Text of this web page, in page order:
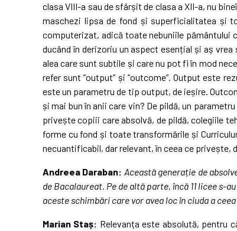
clasa VIII-a sau de sfârșit de clasa a XII-a, nu
maschezi lipsa de fond și superficialitatea și
computerizat, adică toate nebuniile pământului
ducând în derizoriu un aspect esențial și aș
alea care sunt subtile și care nu pot fi în mod
refer sunt ”output” și ”outcome”. Output este
este un parametru de tip output, de ieșire.
și mai bun în anii care vin? De pildă, un
privește copiii care absolvă, de pildă, colegiile
forme cu fond și toate transformările și
necuantificabil, dar relevant, în ceea ce
Andreea Daraban: Această generație de
de Bacalaureat. Pe de altă parte, încă 11 licee s-
aceste schimbări care vor avea loc în ciuda a
Marian Staș: Relevanța este absolută, pentru